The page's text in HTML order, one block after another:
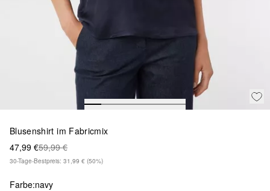
Blusenshirt im Fabricmix
47,99 €59,99 €
30-Tage-Bestpreis: 31,99 € (50%)
Farbe:navy